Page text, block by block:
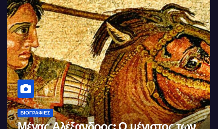
ΒΙΟΓΡΑΦΊΕΣ